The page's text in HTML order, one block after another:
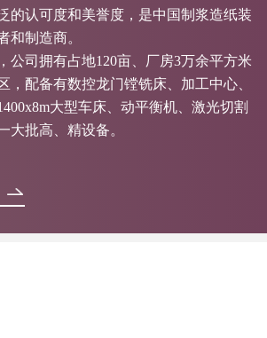
的认可度和美誉度，是中国制浆造纸装
和制造商。
司拥有占地120亩、厂房3万余平方米
，配备有数控龙门镗铣床、加工中心、
大型车床、动平衡机、激光切割
大批高、精设备。